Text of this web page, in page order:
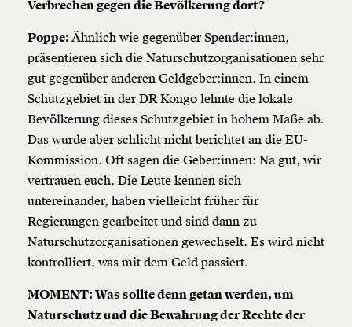
Verbrechen gegen die Bevölkerung dort?
Poppe: Ähnlich wie gegenüber Spender:innen,
präsentieren sich die Naturschutzorganisationen sehr
gut gegenüber anderen Geldgeber:innen. In einem
Schutzgebiet in der DR Kongo lehnte die lokale
Bevölkerung dieses Schutzgebiet in hohem Maße ab.
Das wurde aber schlicht nicht berichtet an die EU-
Kommission. Oft sagen die Geber:innen: Na gut, wir
vertrauen euch. Die Leute kennen sich
untereinander, haben vielleicht früher für
Regierungen gearbeitet und sind dann zu
Naturschutzorganisationen gewechselt. Es wird nicht
kontrolliert, was mit dem Geld passiert.
MOMENT: Was sollte denn getan werden, um
Naturschutz und die Bewahrung der Rechte der